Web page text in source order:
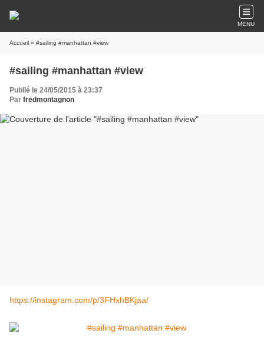
MENU
Accueil » #sailing #manhattan #view
#sailing #manhattan #view
Publié le 24/05/2015 à 23:37
Par fredmontagnon
https://instagram.com/p/3FHxhBKjaa/